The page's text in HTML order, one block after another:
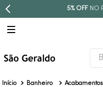
5% OFF NO
Banheiro Acabamentos
TERMOS MAIS BUSCADOS